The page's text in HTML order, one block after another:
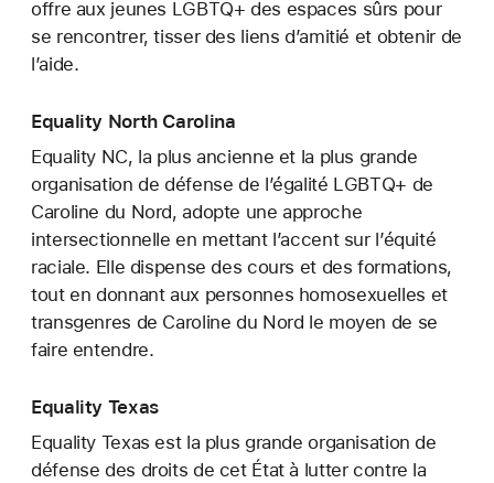
offre aux jeunes LGBTQ+ des espaces sûrs pour
se rencontrer, tisser des liens d’amitié et obtenir de
l’aide.
Equality North Carolina
Equality NC, la plus ancienne et la plus grande
organisation de défense de l’égalité LGBTQ+ de
Caroline du Nord, adopte une approche
intersectionnelle en mettant l’accent sur l’équité
raciale. Elle dispense des cours et des formations,
tout en donnant aux personnes homosexuelles et
transgenres de Caroline du Nord le moyen de se
faire entendre.
Equality Texas
Equality Texas est la plus grande organisation de
défense des droits de cet État à lutter contre la